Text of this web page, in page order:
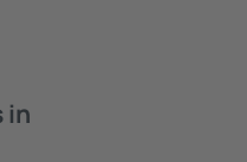
in